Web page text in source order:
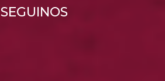
SEGUINOS